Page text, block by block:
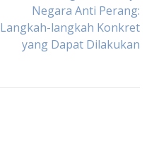
Negara Anti Perang:
Langkah-langkah Konkret
yang Dapat Dilakukan